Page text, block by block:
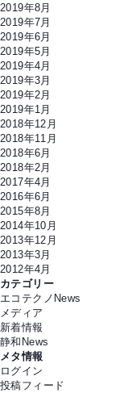
2019年8月
2019年7月
2019年6月
2019年5月
2019年4月
2019年3月
2019年2月
2019年1月
2018年12月
2018年11月
2018年6月
2018年2月
2017年4月
2016年6月
2015年8月
2014年10月
2013年12月
2013年3月
2012年4月
カテゴリー
エコテクノNews
メディア
新着情報
静和News
メタ情報
ログイン
投稿フィード